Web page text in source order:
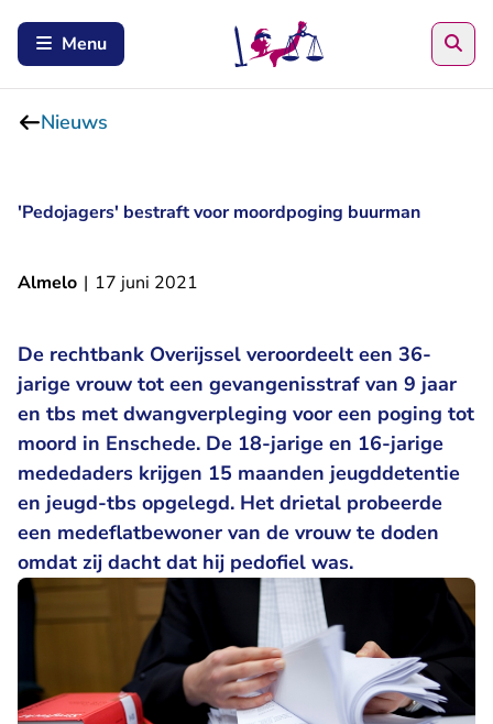
Menu
Nieuws
'Pedojagers' bestraft voor moordpoging buurman
Almelo | 17 juni 2021
De rechtbank Overijssel veroordeelt een 36-
jarige vrouw tot een gevangenisstraf van 9 jaar
en tbs met dwangverpleging voor een poging tot
moord in Enschede. De 18-jarige en 16-jarige
mededaders krijgen 15 maanden jeugddetentie
en jeugd-tbs opgelegd. Het drietal probeerde
een medeflatbewoner van de vrouw te doden
omdat zij dacht dat hij pedofiel was.